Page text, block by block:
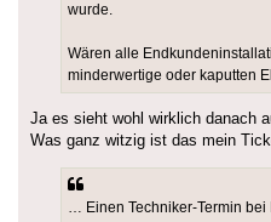
wurde.
Wären alle
minderwertige oder kaputten
Ja es sieht wohl wirklich danach
Was ganz witzig ist das mein
… Einen Techniker-Termin